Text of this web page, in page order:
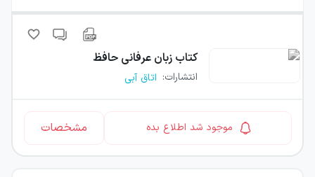
کتاب زبان عرفانی حافظ
انتشارات: اتاق آبی
موجود شد اطلاع بده مشخصات